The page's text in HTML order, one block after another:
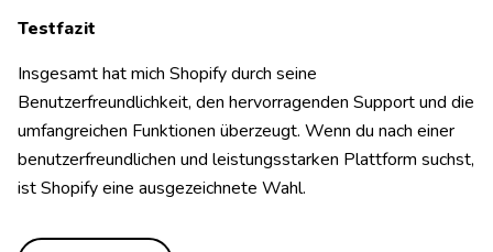
Testfazit
Insgesamt hat mich Shopify durch seine
Benutzerfreundlichkeit, den hervorragenden Support und die
umfangreichen Funktionen überzeugt. Wenn du nach einer
benutzerfreundlichen und leistungsstarken Plattform suchst,
ist Shopify eine ausgezeichnete Wahl.